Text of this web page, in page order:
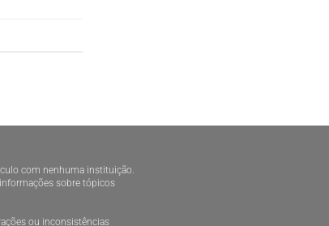
com nenhuma instituição.
sobre tópicos
ou inconsistências